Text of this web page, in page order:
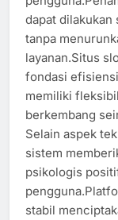
dapat dilakukan
tanpa
layanan.Situs
fondasi
memiliki
berkembang
Selain aspek
sistem
psikologis
stabil